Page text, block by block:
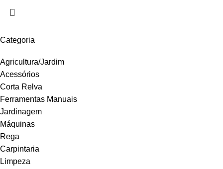
Categoria
Agricultura/Jardim
Acessórios
Corta Relva
Ferramentas Manuais
Jardinagem
Máquinas
Rega
Carpintaria
Limpeza